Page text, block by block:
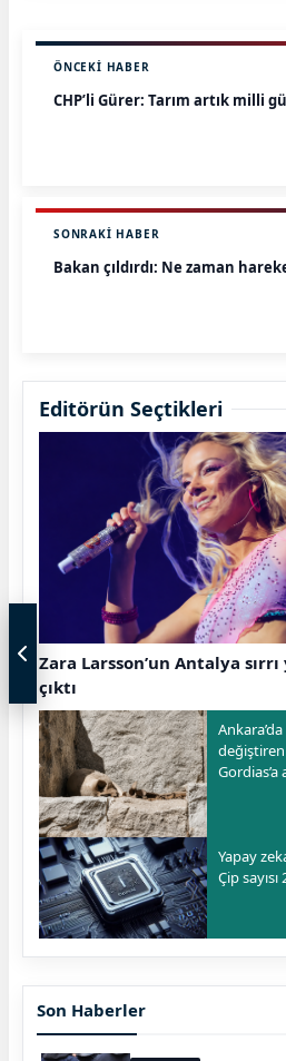
ÖNCEKI HABER
CHP’li Gürer: Tarım artık milli
SONRAKI HABER
Bakan çıldırdı: Ne zaman
Editörün Seçtikleri
Zara Larsson’un Antalya
çıktı
Gordias’a
Yapay
Çip
Son Haberler